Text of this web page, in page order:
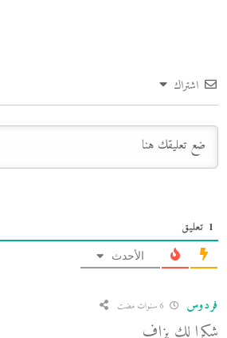
اشتراك
1 تعليق
الأحدث
فردوس